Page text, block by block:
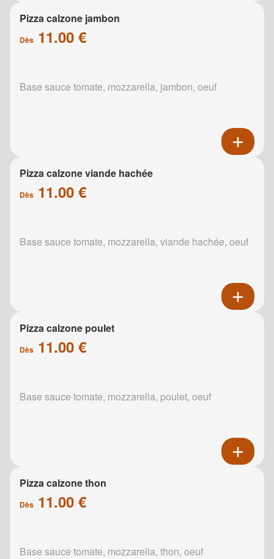
Pizza calzone jambon
Dès 11.00 €
Base sauce tomate, mozzarella, jambon, oeuf
Pizza calzone viande hachée
Dès 11.00 €
Base sauce tomate, mozzarella, viande hachée, oeuf
Pizza calzone poulet
Dès 11.00 €
Base sauce tomate, mozzarella, poulet, oeuf
Pizza calzone thon
Dès 11.00 €
Base sauce tomate, mozzarella, thon, oeuf